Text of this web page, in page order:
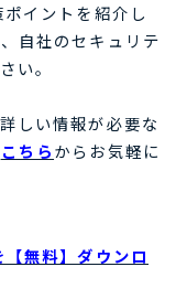
イントを紹介し
自社のセキュリテ
い。
しい情報が必要な
こちらからお気軽に
無料】ダウンロ